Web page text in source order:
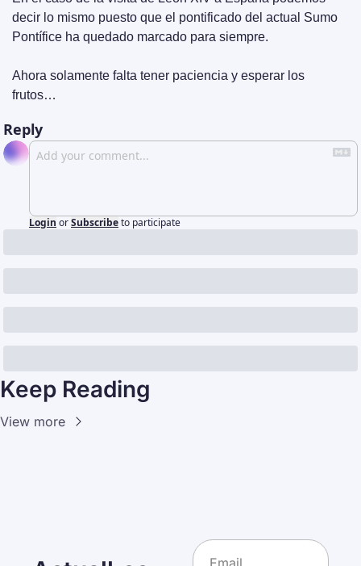
decir lo mismo puesto que el pontificado del actual Sumo
Pontífice ha quedado marcado para siempre.
Ahora solamente falta tener paciencia y esperar los
frutos…
Reply
Login orSubscribeto participate
Keep Reading
View more